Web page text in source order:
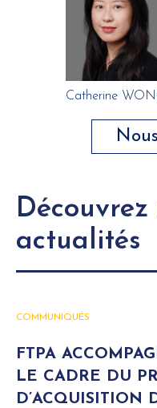
Catherine
actualités
COMMUNIQUÉS
FTPA
LE CADRE DU
D’ACQUISITION